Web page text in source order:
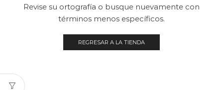
Revise su ortografía o busque nuevamente con
términos menos específicos.
REGRESAR A LA TIENDA